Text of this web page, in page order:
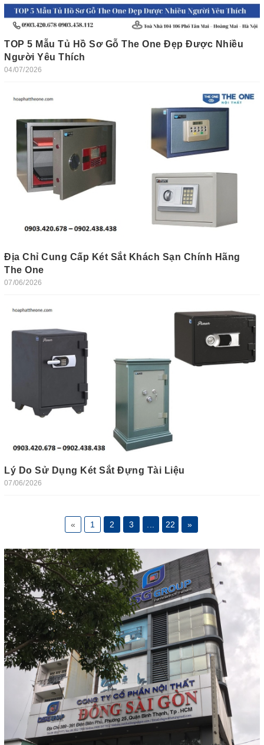
TOP 5 Mẫu Tủ Hồ Sơ Gỗ The One Đẹp Được Nhiều
Người Yêu Thích
04/07/2026
Địa Chỉ Cung Cấp Két Sắt Khách Sạn Chính Hãng
The One
07/06/2026
Lý Do Sử Dụng Két Sắt Đựng Tài Liệu
07/06/2026
« 1 2 3 22 »